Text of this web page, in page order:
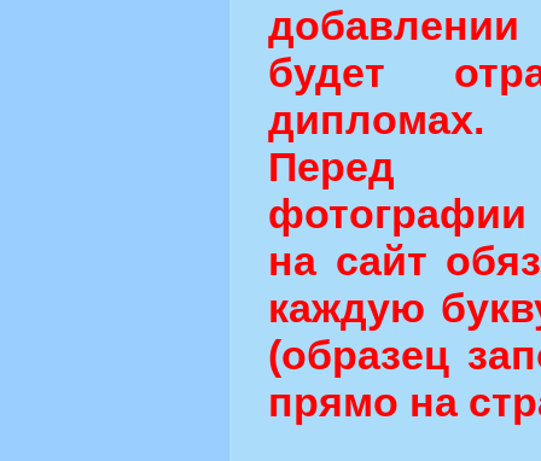
будет
дипломах.
Перед
фотографии
на сайт
каждую
(образец
прямо на